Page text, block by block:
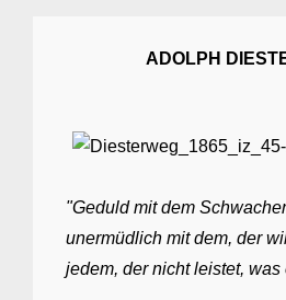
ADOLPH
"Geduld mit dem
unermüdlich mit dem, der
jedem, der nicht leistet, was